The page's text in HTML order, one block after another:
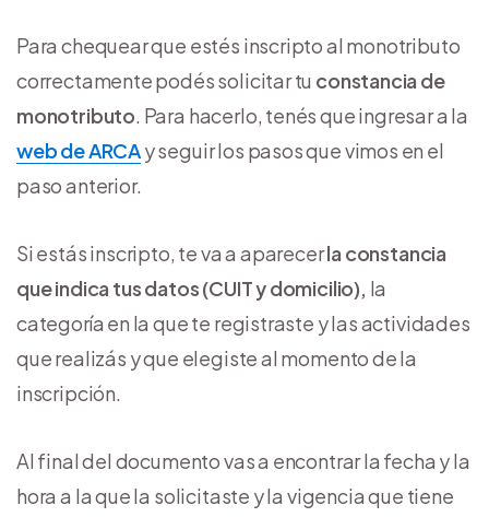
Para chequear que estés inscripto al monotributo
correctamente podés solicitar tu constancia de
monotributo. Para hacerlo, tenés que ingresar a la
web de ARCAy seguir los pasos que vimos en el
paso anterior.
Si estás inscripto, te va a aparecerla constancia
que indica tus datos (CUIT y domicilio), la
categoría en la que te registraste y las actividades
que realizás y que elegiste al momento de la
inscripción.
Al final del documento vas a encontrar la fecha y la
hora a la que la solicitaste y la vigencia que tiene